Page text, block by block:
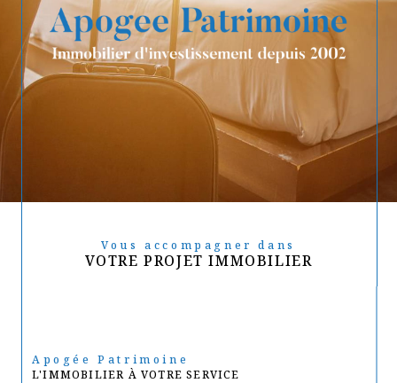
Vous accompagner dans
VOTRE PROJET IMMOBILIER
Apogée Patrimoine
L'IMMOBILIER À VOTRE SERVICE